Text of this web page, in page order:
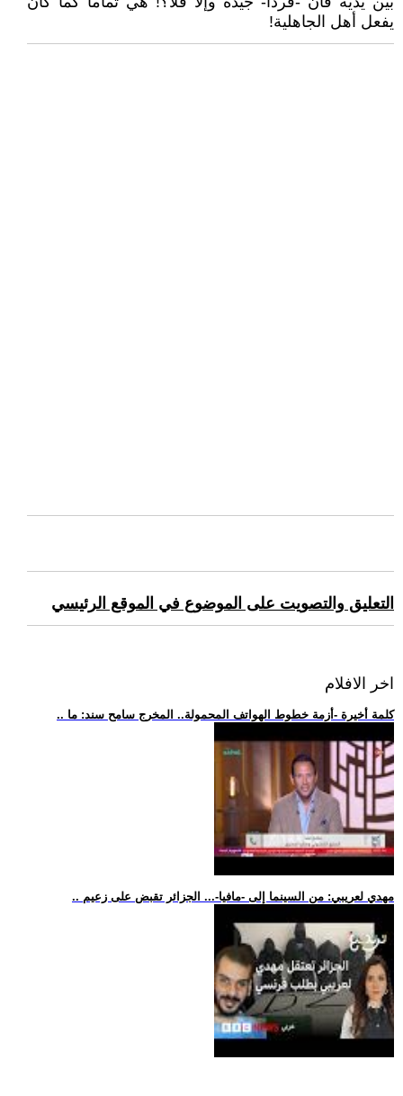
يفعل أهل الجاهلية!
التعليق والتصويت على الموضوع في الموقع الرئيسي
اخر الافلام
.. كلمة أخيرة -أزمة خطوط الهواتف المحمولة.. المخرج سامح سند: ما
.. مهدي لعريبي: من السينما إلى -مافيا-... الجزائر تقبض على زعيم